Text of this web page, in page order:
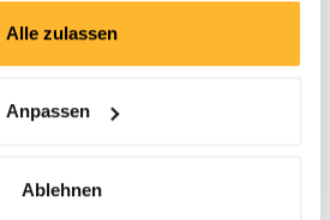
Alle zulassen
Anpassen
Ablehnen